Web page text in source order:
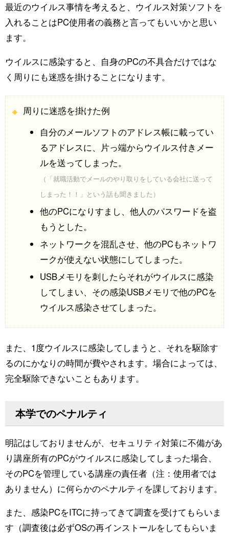
最近のウイルス事情を考えると、ウイルス対策ソフトを
入れることはPC使用者の義務と言ってもいいかと思い
ます。
ウイルスに感染すると、自身のPCの不具合だけではな
く周りにも迷惑を掛けることになります。
周りに迷惑を掛けた例
自分のメールソフトのアドレス帳に載ってい
るアドレスに、片っ端からウイルス付きメー
ルを送ってしまった。
（「就職活動でメールのやり取りをしている会社に送って
しまった！！」という話も聞きました）
他のPCになりすまし、他人のパスワードを盗
もうとした。
ネットワークを混乱させ、他のPCもネットワ
ークが使えない状態にしてしまった。
USBメモリを刺したらそれがウイルスに感染
してしまい、その感染USBメモリで他のPCを
ウイルス感染させてしまった。
また、1度ウイルスに感染してしまうと、それを駆除す
るのにかなりの時間が費やされます。場合によっては、
完全駆除できないこともあります。
本学でのペナルティ
明記はしておりませんが、セキュリティ対策に不備があ
り講座所有のPCがウイルスに感染してしまった場合、
そのPCを管理している講座の責任者（注：使用者では
ありません）に何らかのペナルティを課しております。
また、感染PCをITCに持ってきて調査を受けてもらいま
す（調査後は必ずOSの再インストールをしてもらいま